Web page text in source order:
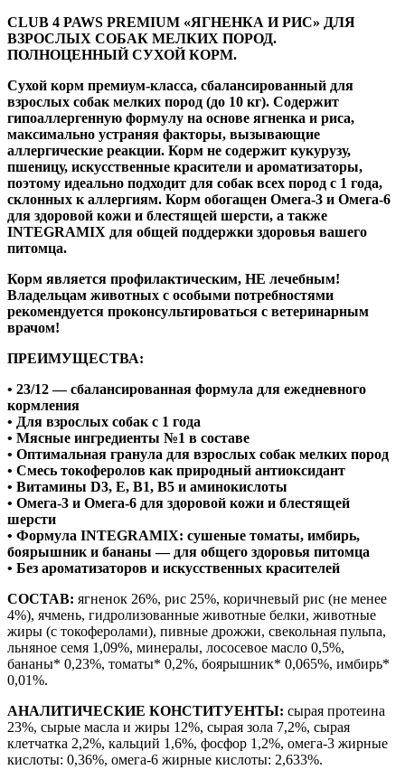
CLUB 4 PAWS PREMIUM «ЯГНЕНКА И РИС» ДЛЯ
ВЗРОСЛЫХ СОБАК МЕЛКИХ ПОРОД.
ПОЛНОЦЕННЫЙ СУХОЙ КОРМ.
Сухой корм премиум-класса, сбалансированный для
взрослых собак мелких пород (до 10 кг). Содержит
гипоаллергенную формулу на основе ягненка и риса,
максимально устраняя факторы, вызывающие
аллергические реакции. Корм не содержит кукурузу,
пшеницу, искусственные красители и ароматизаторы,
поэтому идеально подходит для собак всех пород с 1 года,
склонных к аллергиям. Корм обогащен Омега-3 и Омега-6
для здоровой кожи и блестящей шерсти, а также
INTEGRAMIX для общей поддержки здоровья вашего
питомца.
Корм является профилактическим, НЕ лечебным!
Владельцам животных с особыми потребностями
рекомендуется проконсультироваться с ветеринарным
врачом!
ПРЕИМУЩЕСТВА:
• 23/12 — сбалансированная формула для ежедневного
кормления
• Для взрослых собак с 1 года
• Мясные ингредиенты №1 в составе
• Оптимальная гранула для взрослых собак мелких пород
• Смесь токоферолов как природный антиоксидант
• Витамины D3, E, B1, B5 и аминокислоты
• Омега-3 и Омега-6 для здоровой кожи и блестящей
шерсти
• Формула INTEGRAMIX: сушеные томаты, имбирь,
боярышник и бананы — для общего здоровья питомца
• Без ароматизаторов и искусственных красителей
СОСТАВ: ягненок 26%, рис 25%, коричневый рис (не менее
4%), ячмень, гидролизованные животные белки, животные
жиры (с токоферолами), пивные дрожжи, свекольная пульпа,
льняное семя 1,09%, минералы, лососевое масло 0,5%,
бананы* 0,23%, томаты* 0,2%, боярышник* 0,065%, имбирь*
0,01%.
АНАЛИТИЧЕСКИЕ КОНСТИТУЕНТЫ: сырая протеина
23%, сырые масла и жиры 12%, сырая зола 7,2%, сырая
клетчатка 2,2%, кальций 1,6%, фосфор 1,2%, омега-3 жирные
кислоты: 0,36%, омега-6 жирные кислоты: 2,633%.